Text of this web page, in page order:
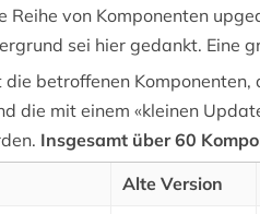
Reihe von Komponenten
sei hier gedankt. Eine
betroffenen Komponenten,
die mit einem «kleinen
Insgesamt über 60
Alte Version